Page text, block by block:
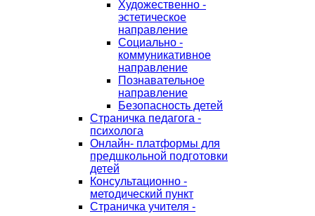
Художественно -
эстетическое
направление
Социально -
коммуникативное
направление
Познавательное
направление
Безопасность детей
Страничка педагога -
психолога
Онлайн- платформы для
предшкольной подготовки
детей
Консультационно -
методический пункт
Страничка учителя -